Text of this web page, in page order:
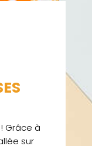
Grâce à
sur